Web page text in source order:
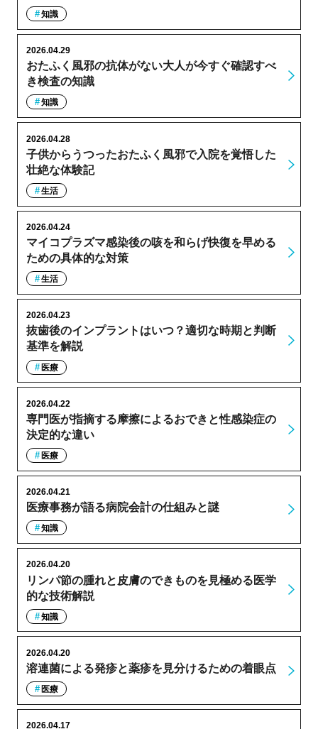
知識
おたふく風邪の抗体がない大人が今すぐ確認すべ
き検査の知識
2026.04.29
知識
子供からうつったおたふく風邪で入院を覚悟した
壮絶な体験記
2026.04.28
生活
マイコプラズマ感染後の咳を和らげ快復を早める
ための具体的な対策
2026.04.24
生活
抜歯後のインプラントはいつ？適切な時期と判断
基準を解説
2026.04.23
医療
専門医が指摘する摩擦によるおできと性感染症の
決定的な違い
2026.04.22
医療
医療事務が語る病院会計の仕組みと謎
2026.04.21
知識
リンパ節の腫れと皮膚のできものを見極める医学
的な技術解説
2026.04.20
知識
溶連菌による発疹と薬疹を見分けるための着眼点
2026.04.20
医療
2026.04.17